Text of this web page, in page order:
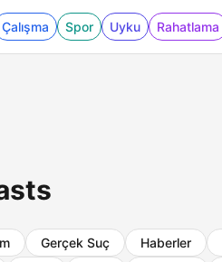
Çalışma Spor Uyku Rahatlama
Gerçek Suç Haberler